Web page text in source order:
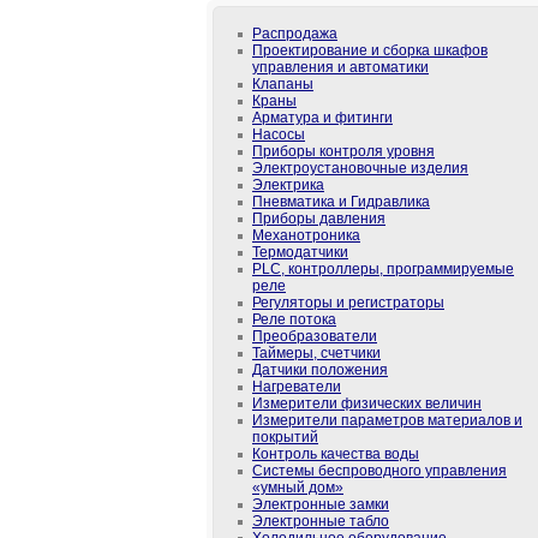
Распродажа
Проектирование и сборка шкафов
управления и автоматики
Клапаны
Краны
Арматура и фитинги
Насосы
Приборы контроля уровня
Электроустановочные изделия
Электрика
Пневматика и Гидравлика
Приборы давления
Механотроника
Термодатчики
PLС, контроллеры, программируемые
реле
Регуляторы и регистраторы
Реле потока
Преобразователи
Таймеры, счетчики
Датчики положения
Нагреватели
Измерители физических величин
Измерители параметров материалов и
покрытий
Контроль качества воды
Системы беспроводного управления
«умный дом»
Электронные замки
Электронные табло